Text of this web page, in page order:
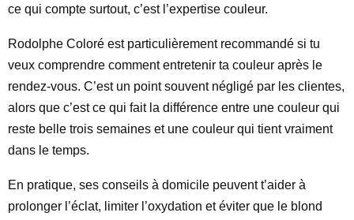
ce qui compte surtout, c’est l’expertise couleur.
Rodolphe Coloré est particulièrement recommandé si tu
veux comprendre comment entretenir ta couleur après le
rendez-vous. C’est un point souvent négligé par les clientes,
alors que c’est ce qui fait la différence entre une couleur qui
reste belle trois semaines et une couleur qui tient vraiment
dans le temps.
En pratique, ses conseils à domicile peuvent t’aider à
prolonger l’éclat, limiter l’oxydation et éviter que le blond